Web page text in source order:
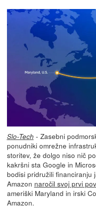
Slo-Tech - Zasebni
ponudniki omrežne
storitev, že dolgo niso nič
kakršni sta Google in
bodisi pridružili financiranju
Amazon naročil svoj prvi
ameriški Maryland in irski
Amazon.